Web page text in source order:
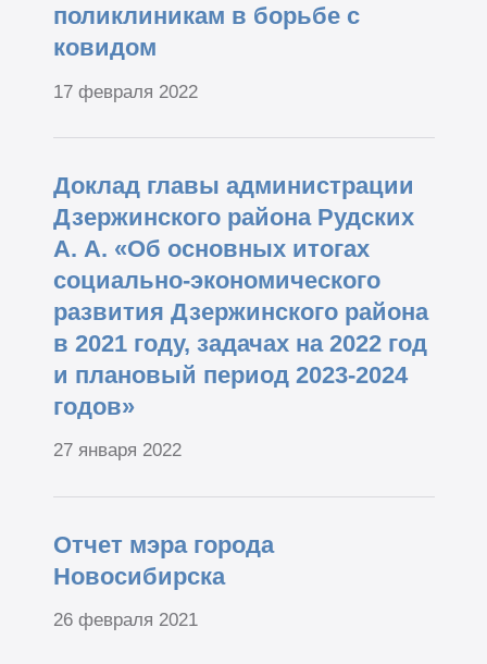
поликлиникам в борьбе с
ковидом
17 февраля 2022
Доклад главы администрации
Дзержинского района Рудских
А. А. «Об основных итогах
социально-экономического
развития Дзержинского района
в 2021 году, задачах на 2022 год
и плановый период 2023-2024
годов»
27 января 2022
Отчет мэра города
Новосибирска
26 февраля 2021